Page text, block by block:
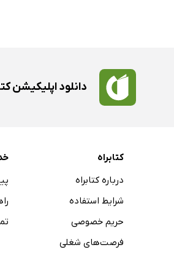
دانلود اپلیکیشن
کتابراه
درباره کتابراه
شرایط استفاده
حریم خصوصی
فرصت‌های شغلی